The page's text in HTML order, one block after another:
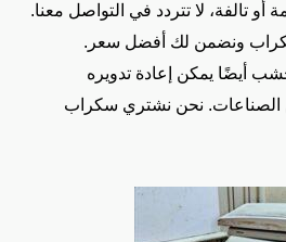
أو تالفة، لا تتردد في التواصل معنا.
ونضمن لك أفضل سعر.
أيضًا يمكن إعادة تدويره
الصناعات. نحن نشتري سكراب